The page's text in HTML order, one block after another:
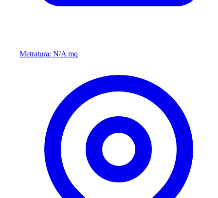
Metratura: N/A mq